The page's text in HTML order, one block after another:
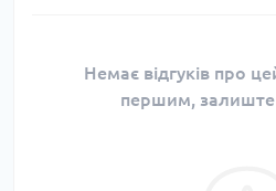
Немає відгуків про
першим, залиште